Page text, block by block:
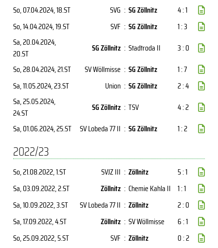
So, 07.04.2024, 18.ST SVG : SG Zöllnitz
4 : 1
So, 14.04.2024, 19.ST SVF : SG Zöllnitz
1 : 3
Sa, 20.04.2024,
20.ST
SG Zöllnitz : Stadtroda II
3 : 0
So, 28.04.2024, 21.ST SV Wöllmisse : SG Zöllnitz
1 : 7
Sa, 11.05.2024, 23.ST Union : SG Zöllnitz
2 : 4
Sa, 25.05.2024,
24.ST
SG Zöllnitz : TSV
4 : 2
Sa, 01.06.2024, 25.ST SV Lobeda 77 II : SG Zöllnitz 1 : 2
2022/23
So, 21.08.2022, 1.ST SVJZ III : Zöllnitz
5 : 1
Sa, 03.09.2022, 2.ST Zöllnitz : Chemie Kahla II 1 : 1
Sa, 10.09.2022, 3.ST SV Lobeda 77 II : Zöllnitz
2 : 0
Sa, 17.09.2022, 4.ST Zöllnitz : SV Wöllmisse
6 : 1
So, 25.09.2022, 5.ST SVF : Zöllnitz
0 : 2